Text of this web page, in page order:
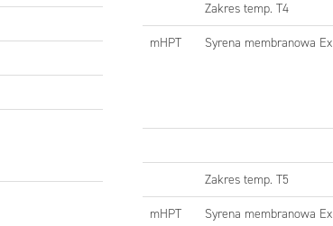
Zakres temp. T4
mHPT Syrena membranowa Ex
Zakres temp. T5
mHPT Syrena membranowa Ex